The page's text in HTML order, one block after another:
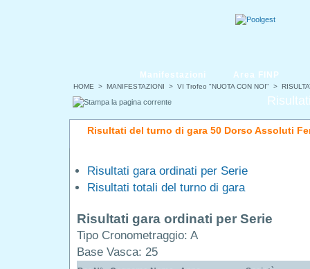
HOME > MANIFESTAZIONI > VI Trofeo "NUOTA CON NOI" >
Manifestazioni Area FINP
Risultati del turno di gara 50 Dorso Assoluti
Risultati gara ordinati per Serie
Risultati totali del turno di gara
Risultati gara ordinati per Serie
Tipo Cronometraggio: A
Base Vasca: 25